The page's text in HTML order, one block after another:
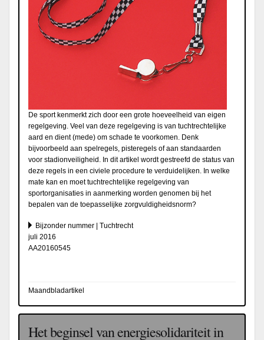
De sport kenmerkt zich door een grote hoeveelheid van eigen
regelgeving. Veel van deze regelgeving is van tuchtrechtelijke
aard en dient (mede) om schade te voorkomen. Denk
bijvoorbeeld aan spelregels, pisteregels of aan standaarden
voor stadionveiligheid. In dit artikel wordt gestreefd de status van
deze regels in een civiele procedure te verduidelijken. In welke
mate kan en moet tuchtrechtelijke regelgeving van
sportorganisaties in aanmerking worden genomen bij het
bepalen van de toepasselijke zorgvuldigheidsnorm?
Bijzonder nummer | Tuchtrecht
juli 2016
AA20160545
Maandbladartikel
Het beginsel van energiesolidariteit in